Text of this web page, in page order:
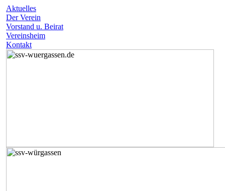
Aktuelles
Der Verein
Vorstand u. Beirat
Vereinsheim
Kontakt